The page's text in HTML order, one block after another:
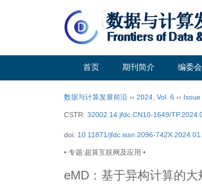
首页 期刊简介 编委会
数据与计算发展前沿 ›› 2024, Vol. 6 ›› Issue
CSTR: 32002.14.jfdc.CN10-1649/
doi: 10.11871/jfdc.issn.2096-
• 专题:超算互联网及应用 •
eMD：基于异构计算的